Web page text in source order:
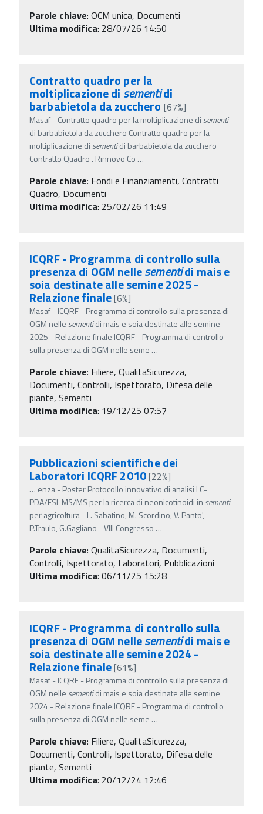
Parole chiave: OCM unica, Documenti
Ultima modifica: 28/07/26 14:50
Contratto quadro per la
moltiplicazione di sementidi
barbabietola da zucchero [67%]
Masaf - Contratto quadro per la moltiplicazione di sementi
di barbabietola da zucchero Contratto quadro per la
moltiplicazione di sementidi barbabietola da zucchero
Contratto Quadro . Rinnovo Co …
Parole chiave: Fondi e Finanziamenti, Contratti
Quadro, Documenti
Ultima modifica: 25/02/26 11:49
ICQRF - Programma di controllo sulla
presenza di OGM nellesementidi mais e
soia destinate alle semine 2025 -
Relazione finale[6%]
Masaf - ICQRF - Programma di controllo sulla presenza di
OGM nelle sementidi mais e soia destinate alle semine
2025 - Relazione finale ICQRF - Programma di controllo
sulla presenza di OGM nelle seme …
Parole chiave: Filiere, QualitaSicurezza,
Documenti, Controlli, Ispettorato, Difesa delle
piante, Sementi
Ultima modifica: 19/12/25 07:57
Pubblicazioni scientifiche dei
Laboratori ICQRF 2010[22%]
… enza - Poster Protocollo innovativo di analisi LC-
PDA/ESI-MS/MS per la ricerca di neonicotinoidi in sementi
per agricoltura - L. Sabatino, M. Scordino, V. Panto',
P.Traulo, G.Gagliano - VIII Congresso …
Parole chiave: QualitaSicurezza, Documenti,
Controlli, Ispettorato, Laboratori, Pubblicazioni
Ultima modifica: 06/11/25 15:28
ICQRF - Programma di controllo sulla
presenza di OGM nellesementidi mais e
soia destinate alle semine 2024 -
Relazione finale[61%]
Masaf - ICQRF - Programma di controllo sulla presenza di
OGM nelle sementidi mais e soia destinate alle semine
2024 - Relazione finale ICQRF - Programma di controllo
sulla presenza di OGM nelle seme …
Parole chiave: Filiere, QualitaSicurezza,
Documenti, Controlli, Ispettorato, Difesa delle
piante, Sementi
Ultima modifica: 20/12/24 12:46